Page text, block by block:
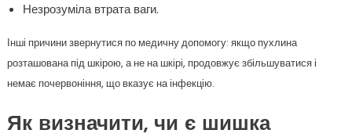
Незрозуміла втрата ваги.
Інші причини звернутися по медичну допомогу: якщо пухлина
розташована під шкірою, а не на шкірі, продовжує збільшуватися і
немає почервоніння, що вказує на інфекцію.
Як визначити, чи є шишка